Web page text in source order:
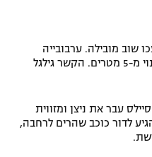
שוב מובילה. ערבובייה
ברחבה הותירה את בריק הצעיר פנוי מ-5 מטרים. הקשר גילגל
עבר את ניצן ומזווית
לדור כוכב שהרים לרחבה,
.